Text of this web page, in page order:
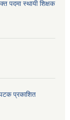
पदमा स्थायी शिक्षक
पटक प्रकाशित